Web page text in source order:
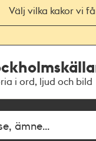
Välj vilka kakor vi
i ord, ljud och bild